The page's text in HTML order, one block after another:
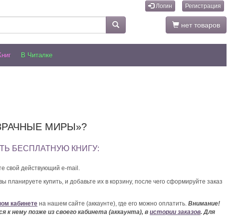
Логин Регистрация
нет товаров
В Читалке
МИРЫ»?
БЕСПЛАТНУЮ КНИГУ:
свой действующий e-mail.
планируете купить, и добавьте их в корзину, после чего сформируйте заказ
кабинете на нашем сайте (аккаунте), где его можно оплатить. Внимание!
к нему позже из своего кабинета (аккаунта), в истории заказов. Для